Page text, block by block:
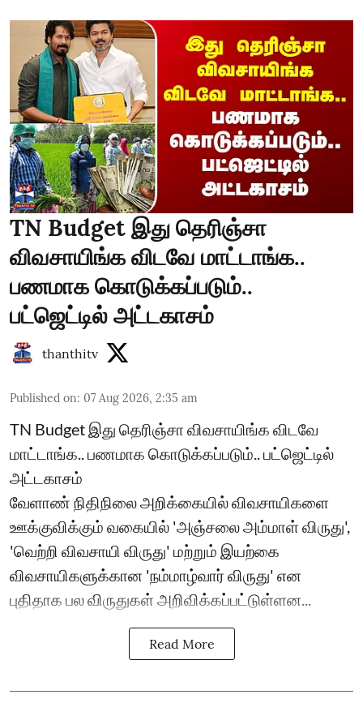
TN Budget இது தெரிஞ்சா
விவசாயிங்க விடவே மாட்டாங்க..
பணமாக கொடுக்கப்படும்..
பட்ஜெட்டில் அட்டகாசம்
thanthitv
Published on: 07 Aug 2026, 2:35 am
TN Budget இது தெரிஞ்சா விவசாயிங்க விடவே
மாட்டாங்க.. பணமாக கொடுக்கப்படும்.. பட்ஜெட்டில்
அட்டகாசம்
வேளாண் நிதிநிலை அறிக்கையில் விவசாயிகளை
ஊக்குவிக்கும் வகையில் 'அஞ்சலை அம்மாள் விருது',
'வெற்றி விவசாயி விருது' மற்றும் இயற்கை
விவசாயிகளுக்கான 'நம்மாழ்வார் விருது' என
புதிதாக பல விருதுகள் அறிவிக்கப்பட்டுள்ளன...
Read More